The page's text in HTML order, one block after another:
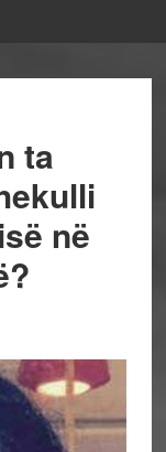
ta
në